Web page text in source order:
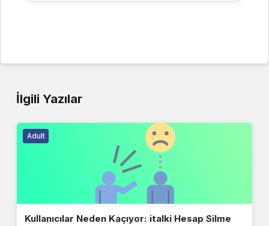
İlgili Yazılar
Adult
Kullanıcılar Neden Kaçıyor: italki Hesap Silme